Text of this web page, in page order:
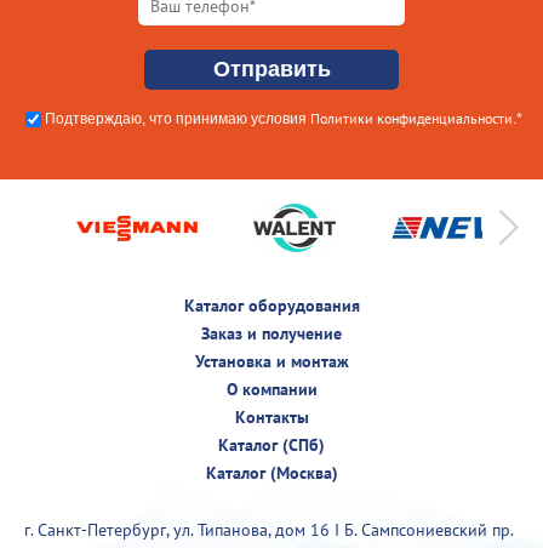
Подтверждаю, что принимаю условия Политики конфиденциальности .*
Каталог оборудования
Заказ и получение
Установка и монтаж
О компании
Контакты
Каталог (СПб)
Каталог (Москва)
г. Санкт-Петербург, ул. Типанова, дом 16 I Б. Сампсониевский пр.